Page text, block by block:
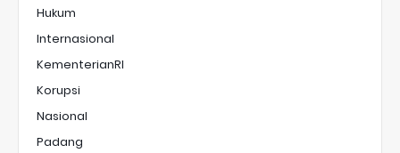
Hukum
Internasional
KementerianRI
Korupsi
Nasional
Padang